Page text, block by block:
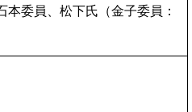
本委員、松下氏（金子委員：